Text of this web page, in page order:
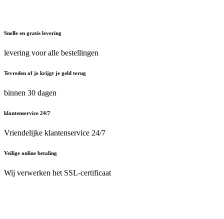
Snelle en gratis levering
levering voor alle bestellingen
Tevreden of je krijgt je geld terug
binnen 30 dagen
klantenservice 24/7
Vriendelijke klantenservice 24/7
Veilige online betaling
Wij verwerken het SSL-certificaat